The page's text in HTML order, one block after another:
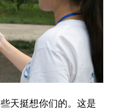
天挺想你们的。这是